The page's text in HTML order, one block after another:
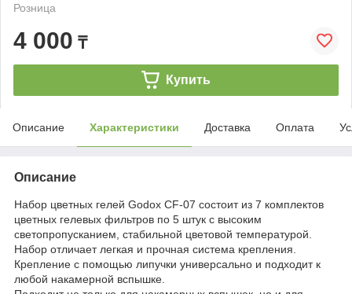
Розница
4 000 ₸
Купить
Описание Характеристики Доставка Оплата
Описание
Набор цветных гелей Godox CF-07 состоит из 7 комплектов
цветных гелевых фильтров по 5 штук с высоким
светопропусканием, стабильной цветовой температурой.
Набор отличает легкая и прочная система крепления.
Крепление с помощью липучки универсально и подходит к
любой накамерной вспышке.